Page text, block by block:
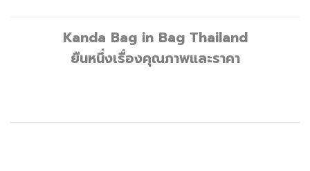
Kanda Bag in Bag Thailand
ยืนหนึ่งเรื่องคุณภาพและราคา